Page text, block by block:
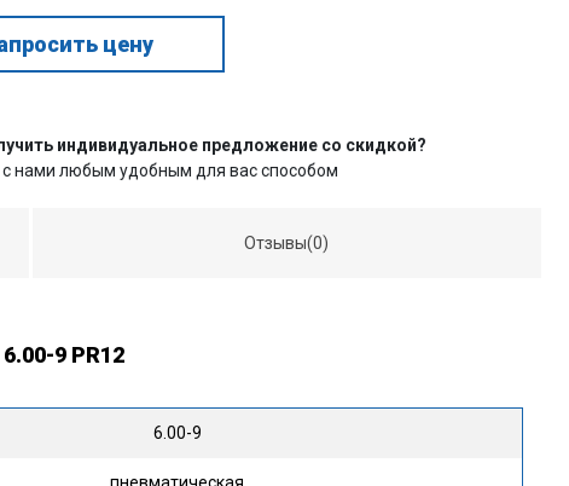
цену
индивидуальное предложение со скидкой?
нами любым удобным для вас способом
Отзывы(0)
9 PR12
6.00-9